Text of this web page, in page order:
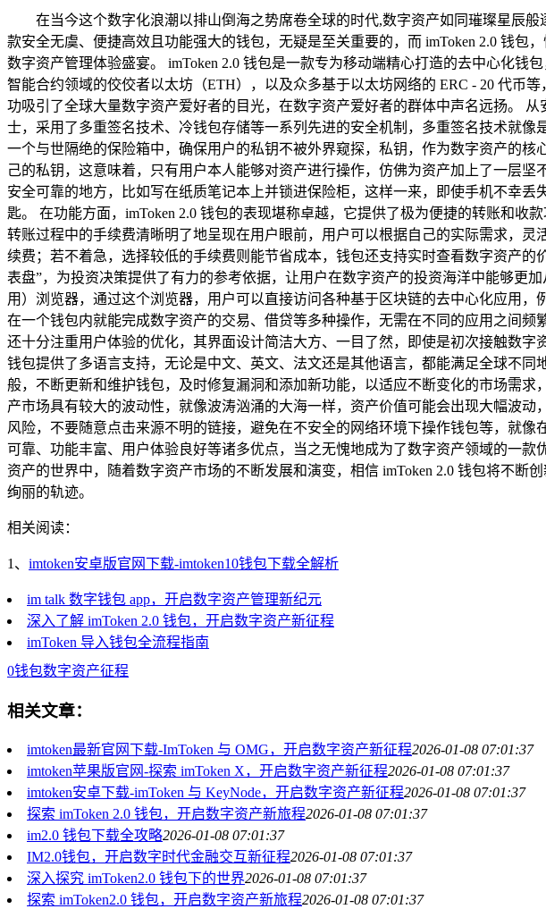
在当今这个数字化浪潮以排山倒海之势席卷全球的时代,数字资产如同璀璨星辰
款安全无虞、便捷高效且功能强大的钱包，无疑是至关重要的，而 imToken 2.0 钱
数字资产管理体验盛宴。 imToken 2.0 钱包是一款专为移动端精心打造的去中心化
智能合约领域的佼佼者以太坊（ETH），以及众多基于以太坊网络的 ERC - 20 代币
功吸引了全球大量数字资产爱好者的目光，在数字资产爱好者的群体中声名远扬。
士，采用了多重签名技术、冷钱包存储等一系列先进的安全机制，多重签名技术就
一个与世隔绝的保险箱中，确保用户的私钥不被外界窥探，私钥，作为数字资产的
己的私钥，这意味着，只有用户本人能够对资产进行操作，仿佛为资产加上了一层
安全可靠的地方，比如写在纸质笔记本上并锁进保险柜，这样一来，即使手机不幸
匙。 在功能方面，imToken 2.0 钱包的表现堪称卓越，它提供了极为便捷的转账和收
转账过程中的手续费清晰明了地呈现在用户眼前，用户可以根据自己的实际需求，
续费；若不着急，选择较低的手续费则能节省成本，钱包还支持实时查看数字资产
表盘”，为投资决策提供了有力的参考依据，让用户在数字资产的投资海洋中能够更
用）浏览器，通过这个浏览器，用户可以直接访问各种基于区块链的去中心化应用
在一个钱包内就能完成数字资产的交易、借贷等多种操作，无需在不同的应用之间
还十分注重用户体验的优化，其界面设计简洁大方、一目了然，即使是初次接触数
钱包提供了多语言支持，无论是中文、英文、法文还是其他语言，都能满足全球不
般，不断更新和维护钱包，及时修复漏洞和添加新功能，以适应不断变化的市场需
产市场具有较大的波动性，就像波涛汹涌的大海一样，资产价值可能会出现大幅波
风险，不要随意点击来源不明的链接，避免在不安全的网络环境下操作钱包等，就
可靠、功能丰富、用户体验良好等诸多优点，当之无愧地成为了数字资产领域的一
资产的世界中，随着数字资产市场的不断发展和演变，相信 imToken 2.0 钱包将不
绚丽的轨迹。
相关阅读：
1、 imtoken安卓版官网下载-imtoken10钱包下载全解析
im talk 数字钱包 app，开启数字资产管理新纪元
深入了解 imToken 2.0 钱包，开启数字资产新征程
imToken 导入钱包全流程指南
0钱包数字资产征程
相关文章：
imtoken最新官网下载-ImToken 与 OMG，开启数字资产新征程2026-01-08 07:01:37
imtoken苹果版官网-探索 imToken X，开启数字资产新征程2026-01-08 07:01:37
imtoken安卓下载-imToken 与 KeyNode，开启数字资产新征程2026-01-08 07:01:37
探索 imToken 2.0 钱包，开启数字资产新旅程2026-01-08 07:01:37
im2.0 钱包下载全攻略2026-01-08 07:01:37
IM2.0钱包，开启数字时代金融交互新征程2026-01-08 07:01:37
深入探究 imToken2.0 钱包下的世界2026-01-08 07:01:37
探索 imToken2.0 钱包，开启数字资产新旅程2026-01-08 07:01:37